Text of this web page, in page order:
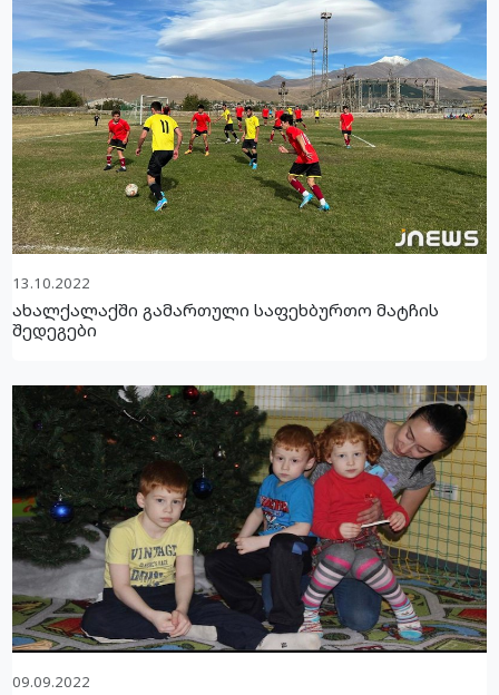
13.10.2022
ახალქალაქში გამართული საფეხბურთო მატჩის
შედეგები
09.09.2022